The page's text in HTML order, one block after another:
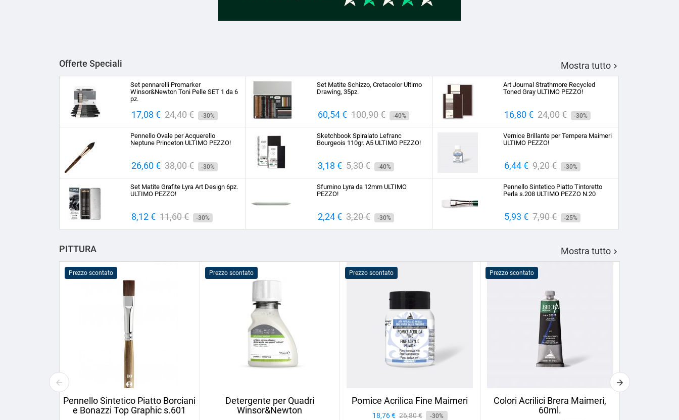
Offerte Speciali Mostra tutto 
Set pennarelli Promarker
Winsor&Newton Toni Pelle SET 1 da 6
pz.
Prezzo
17,08 € Prezzo
base
24,40 € -30%
Set Matite Schizzo, Cretacolor Ultimo
Drawing, 35pz.
Prezzo
60,54 € Prezzo
base
100,90 € -40%
Art Journal Strathmore Recycled
Toned Gray ULTIMO PEZZO!
Prezzo
16,80 € Prezzo
base
24,00 € -30%
Pennello Ovale per Acquerello
Neptune Princeton ULTIMO PEZZO!
Prezzo
26,60 € Prezzo
base
38,00 € -30%
Sketchbook Spiralato Lefranc
Bourgeois 110gr. A5 ULTIMO PEZZO!
Prezzo
3,18 € Prezzo
base
5,30 € -40%
Vernice Brillante per Tempera Maimeri
ULTIMO PEZZO!
Prezzo
6,44 € Prezzo
base
9,20 € -30%
Set Matite Grafite Lyra Art Design 6pz.
ULTIMO PEZZO!
Prezzo
8,12 € Prezzo
base
11,60 € -30%
Sfumino Lyra da 12mm ULTIMO
PEZZO!
Prezzo
2,24 € Prezzo
base
3,20 € -30%
Pennello Sintetico Piatto Tintoretto
Perla s.208 ULTIMO PEZZO N.20
Prezzo
5,93 € Prezzo
base
7,90 € -25%
PITTURA Mostra tutto 
Prezzo scontato
Pennello Sintetico Piatto Borciani
e Bonazzi Top Graphic s.601
Prezzo scontato
Detergente per Quadri
Winsor&Newton
Prezzo scontato
Pomice Acrilica Fine Maimeri
Prezzo
18,76 € Prezzo
26,80 € -30%
Prezzo scontato
Colori Acrilici Brera Maimeri,
60ml.